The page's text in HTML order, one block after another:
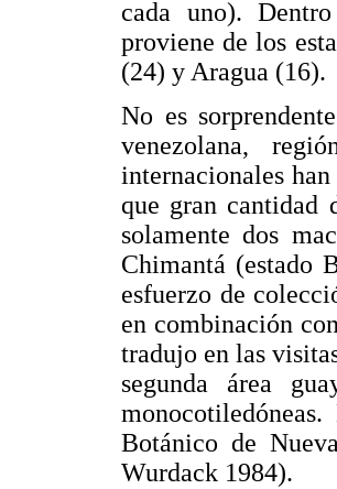
cada uno).
proviene de los
(24) y Aragua (16).
No es
venezolana,
internacionales
que gran cantidad
solamente dos
Chimantá (estado
esfuerzo de
en combinación
tradujo en las
segunda área
Botánico de
Wurdack 1984).